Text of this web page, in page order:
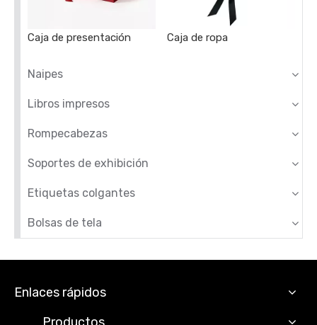
Caja de presentación Caja de ropa
Naipes
Libros impresos
Rompecabezas
Soportes de exhibición
Etiquetas colgantes
Bolsas de tela
Enlaces rápidos
Productos